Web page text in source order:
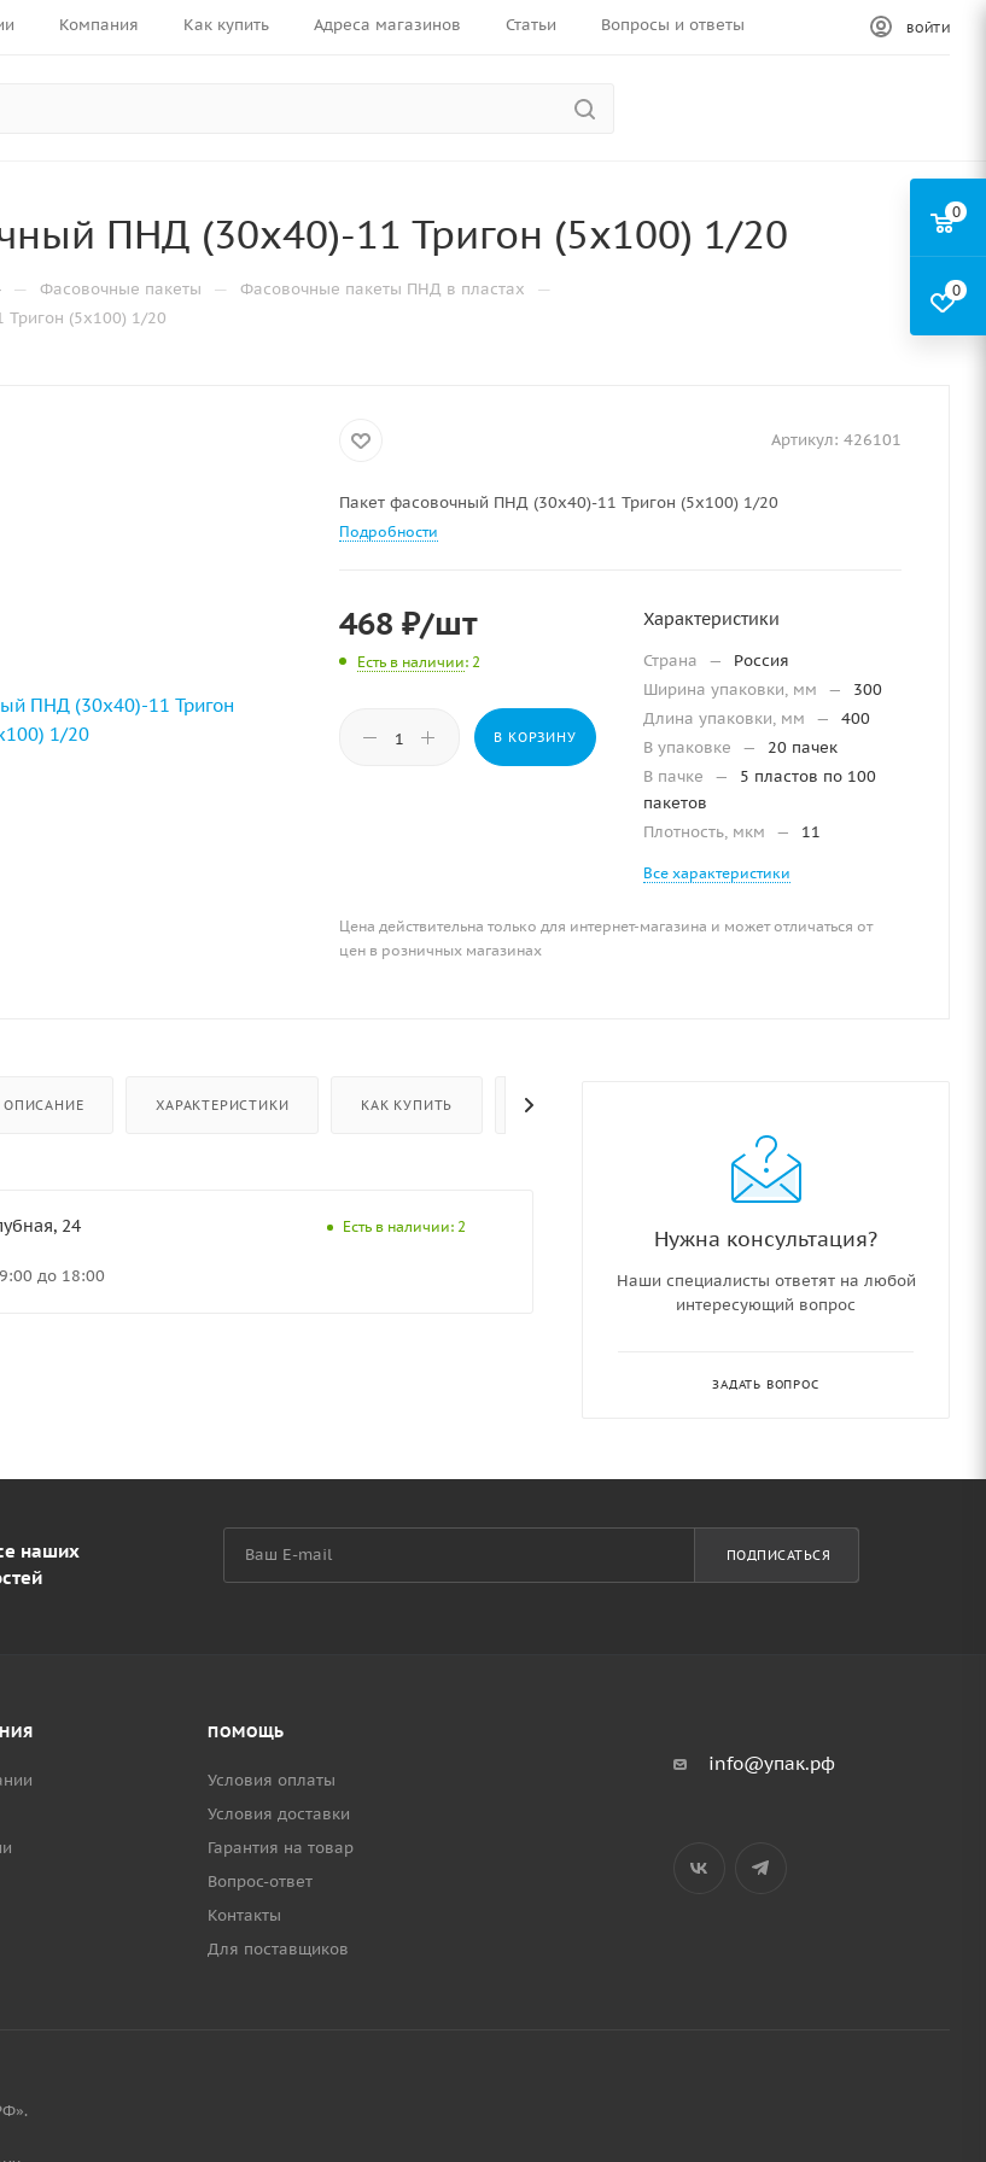
Компания Как купить Адреса магазинов Статьи Вопросы и ответы ВОЙТИ
ПНД (30х40)-11 Тригон (5х100) 1/20
— Фасовочные пакеты — Фасовочные пакеты ПНД в пластах —
(5х100) 1/20
Артикул: 426101
Пакет фасовочный ПНД (30х40)-11 Тригон (5х100) 1/20
Подробности
468 ₽/шт
Есть в наличии: 2
В КОРЗИНУ
Характеристики
Страна —
Россия
Ширина упаковки, мм
—
300
Длина упаковки, мм
—
400
В упаковке
—
20 пачек
В пачке
—
5 пластов по 100
пакетов
Плотность, мкм
— 11
Все характеристики
Цена действительна только для интернет-магазина и может отличаться от
цен в розничных магазинах
ОПИСАНИЕ ХАРАКТЕРИСТИКИ КАК КУПИТЬ ОПЛАТА
24
до 18:00
Есть в наличии: 2 Нужна консультация?
Наши специалисты ответят на любой
интересующий вопрос
ЗАДАТЬ ВОПРОС
наших
ПОДПИСАТЬСЯ
ПОМОЩЬ
Условия оплаты
Условия доставки
Гарантия на товар
Вопрос-ответ
Контакты
Для поставщиков
info@упак.рф
0
0